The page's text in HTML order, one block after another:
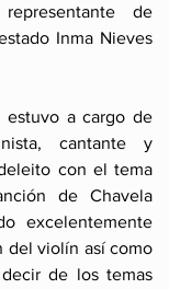
de
Inma Nieves
estuvo a cargo de
cantante y
con el tema
de Chavela
excelentemente
del violín así como
de los temas